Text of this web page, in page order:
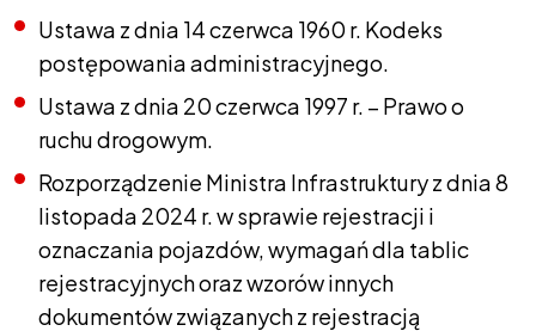
Ustawa z dnia 14 czerwca 1960 r. Kodeks
postępowania administracyjnego.
Ustawa z dnia 20 czerwca 1997 r. – Prawo o
ruchu drogowym.
Rozporządzenie Ministra Infrastruktury z dnia 8
listopada 2024 r. w sprawie rejestracji i
oznaczania pojazdów, wymagań dla tablic
rejestracyjnych oraz wzorów innych
dokumentów związanych z rejestracją